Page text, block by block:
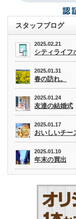
スタッフブログ
2025.02.21
シティライ
2025.01.31
春の訪れ。
2025.01.24
友達の結婚式
2025.01.17
おいしいチー
2025.01.10
年末の買出